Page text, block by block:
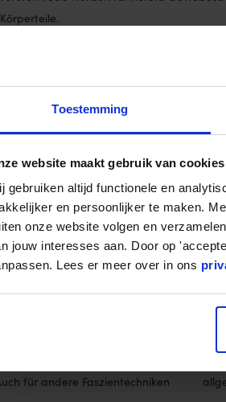
Toestemming
website maakt gebruik van cookies
gebruiken altijd functionele en
en persoonlijker te maken.
onze website volgen en
jouw interesses aan. Door op
Lees er meer over in ons
TOOLS
mit flacher runder Kante. Dieses
runde Ecke von 6,5 cm und
Seite in einem spitzen Teil, mit
erreicht werden können. Die
Seiten gleich. Da der
ist, ist er ideal zum Streichen in
für andere Faszientechniken